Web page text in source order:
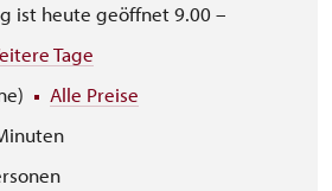
ist heute geöffnet 9.00 –
Tage
Alle Preise